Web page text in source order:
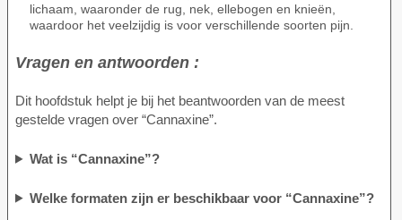
lichaam, waaronder de rug, nek, ellebogen en knieën,
waardoor het veelzijdig is voor verschillende soorten pijn.
Vragen en antwoorden :
Dit hoofdstuk helpt je bij het beantwoorden van de meest
gestelde vragen over “Cannaxine”.
Wat is “Cannaxine”?
Welke formaten zijn er beschikbaar voor “Cannaxine”?